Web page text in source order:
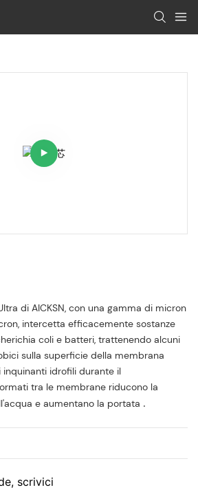
di AICKSN, con una gamma di micron
intercetta efficacemente sostanze
coli e batteri, trattenendo alcuni
sulla superficie della membrana
inquinanti idrofili durante il
tra le membrane riducono la
e aumentano la portata .
scrivici